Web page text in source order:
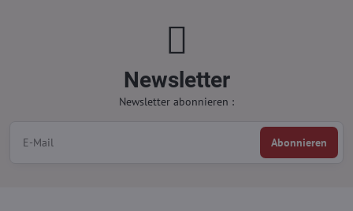
Newsletter
Newsletter abonnieren :
Abonnieren